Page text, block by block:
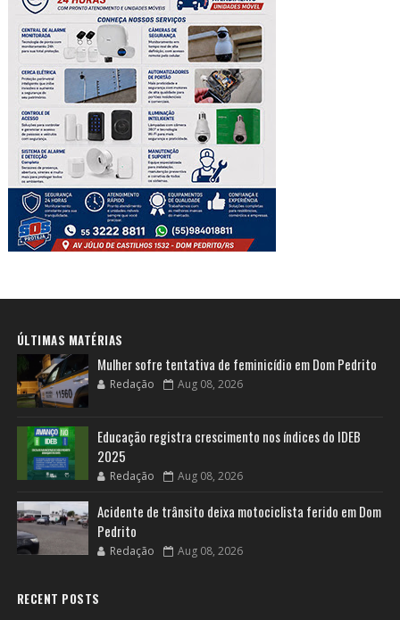
ÚLTIMAS MATÉRIAS
Mulher sofre tentativa de feminicídio em Dom Pedrito
Redação Aug 08, 2026
Educação registra crescimento nos índices do IDEB
2025
Redação Aug 08, 2026
Acidente de trânsito deixa motociclista ferido em Dom
Pedrito
Redação Aug 08, 2026
RECENT POSTS